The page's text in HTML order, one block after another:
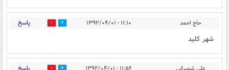
حاج احمد ۱۱:۱۰ - ۱۳۹۲/۰۴/۰۱ 0 پاسخ
شهر كليد